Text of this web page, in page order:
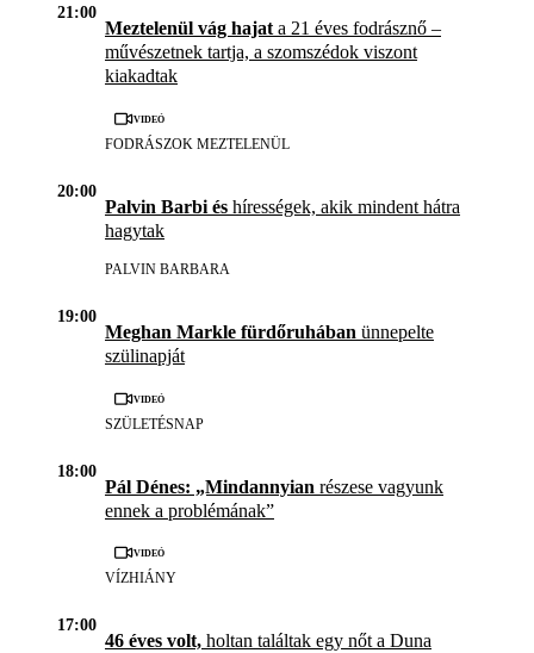
21:00
Meztelenül vág hajat a 21 éves fodrásznő –
művészetnek tartja, a szomszédok viszont
kiakadtak
Videó
FODRÁSZOK MEZTELENÜL
20:00
Palvin Barbi és hírességek, akik mindent hátra
hagytak
PALVIN BARBARA
19:00
Meghan Markle fürdőruhában ünnepelte
szülinapját
Videó
SZÜLETÉSNAP
18:00
Pál Dénes: „Mindannyian részese vagyunk
ennek a problémának”
Videó
VÍZHIÁNY
17:00
46 éves volt, holtan találtak egy nőt a Duna